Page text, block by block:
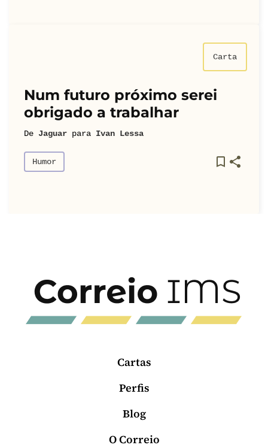
Carta
Num futuro próximo serei
obrigado a trabalhar
De Jaguar para Ivan Lessa
Humor
Cartas
Perfis
Blog
O Correio